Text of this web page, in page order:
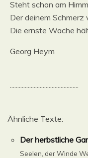
Steht schon am
Der deinem Schmerz
Die ernste Wache
Georg Heym
..............................................
Ähnliche Texte:
Der herbstliche
Seelen, der Winde